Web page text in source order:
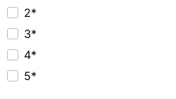
2*
3*
4*
5*